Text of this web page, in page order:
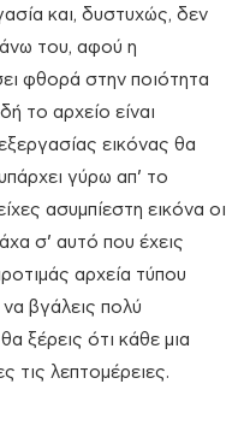
και, δυστυχώς, δεν
του, αφού η
φθορά στην ποιότητα
το αρχείο είναι
εικόνας θα
γύρω απ’ το
ασυμπίεστη εικόνα οι
σ’ αυτό που έχεις
αρχεία τύπου
να βγάλεις πολύ
ξέρεις ότι κάθε μια
τις λεπτομέρειες.